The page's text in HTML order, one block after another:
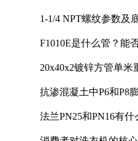
1-1/4 NPT螺纹参数及
F1010E是什么管？能
20x40x2镀锌方管单
抗渗混凝土中P6和P8
法兰PN25和PN16有什